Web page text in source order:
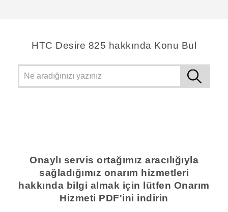
HTC Desire 825 hakkında Konu Bul
Onaylı servis ortağımız aracılığıyla
sağladığımız onarım hizmetleri
hakkında bilgi almak için lütfen Onarım
Hizmeti PDF'ini indirin